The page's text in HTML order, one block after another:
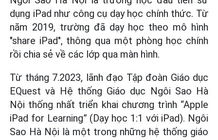
dụng iPad như công cụ dạy học chính thức. Từ
năm 2019, trường đã dạy học theo mô hình
"share iPad", thông qua một phòng học chính
rồi chia sẻ về các lớp qua màn hình.
Từ tháng 7.2023, lãnh đạo Tập đoàn Giáo dục
EQuest và Hệ thống Giáo dục Ngôi Sao Hà
Nội thống nhất triển khai chương trình “Apple
iPad for Learning” (Dạy học 1:1 với iPad). Ngôi
Sao Hà Nội là một trong những hệ thống giáo